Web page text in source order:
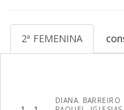
2ª FEMENINA
DIANA. BARREIRO